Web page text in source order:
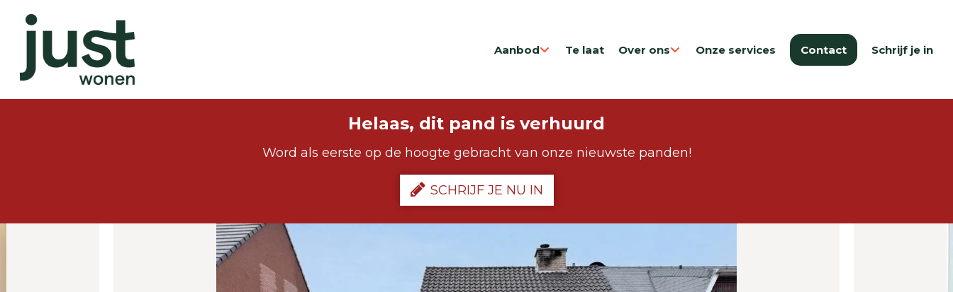
Aanbod Te laat Over ons Onze services Contact Schrijf je in
Helaas, dit pand is verhuurd
Word als eerste op de hoogte gebracht van onze nieuwste panden!
SCHRIJF JE NU IN